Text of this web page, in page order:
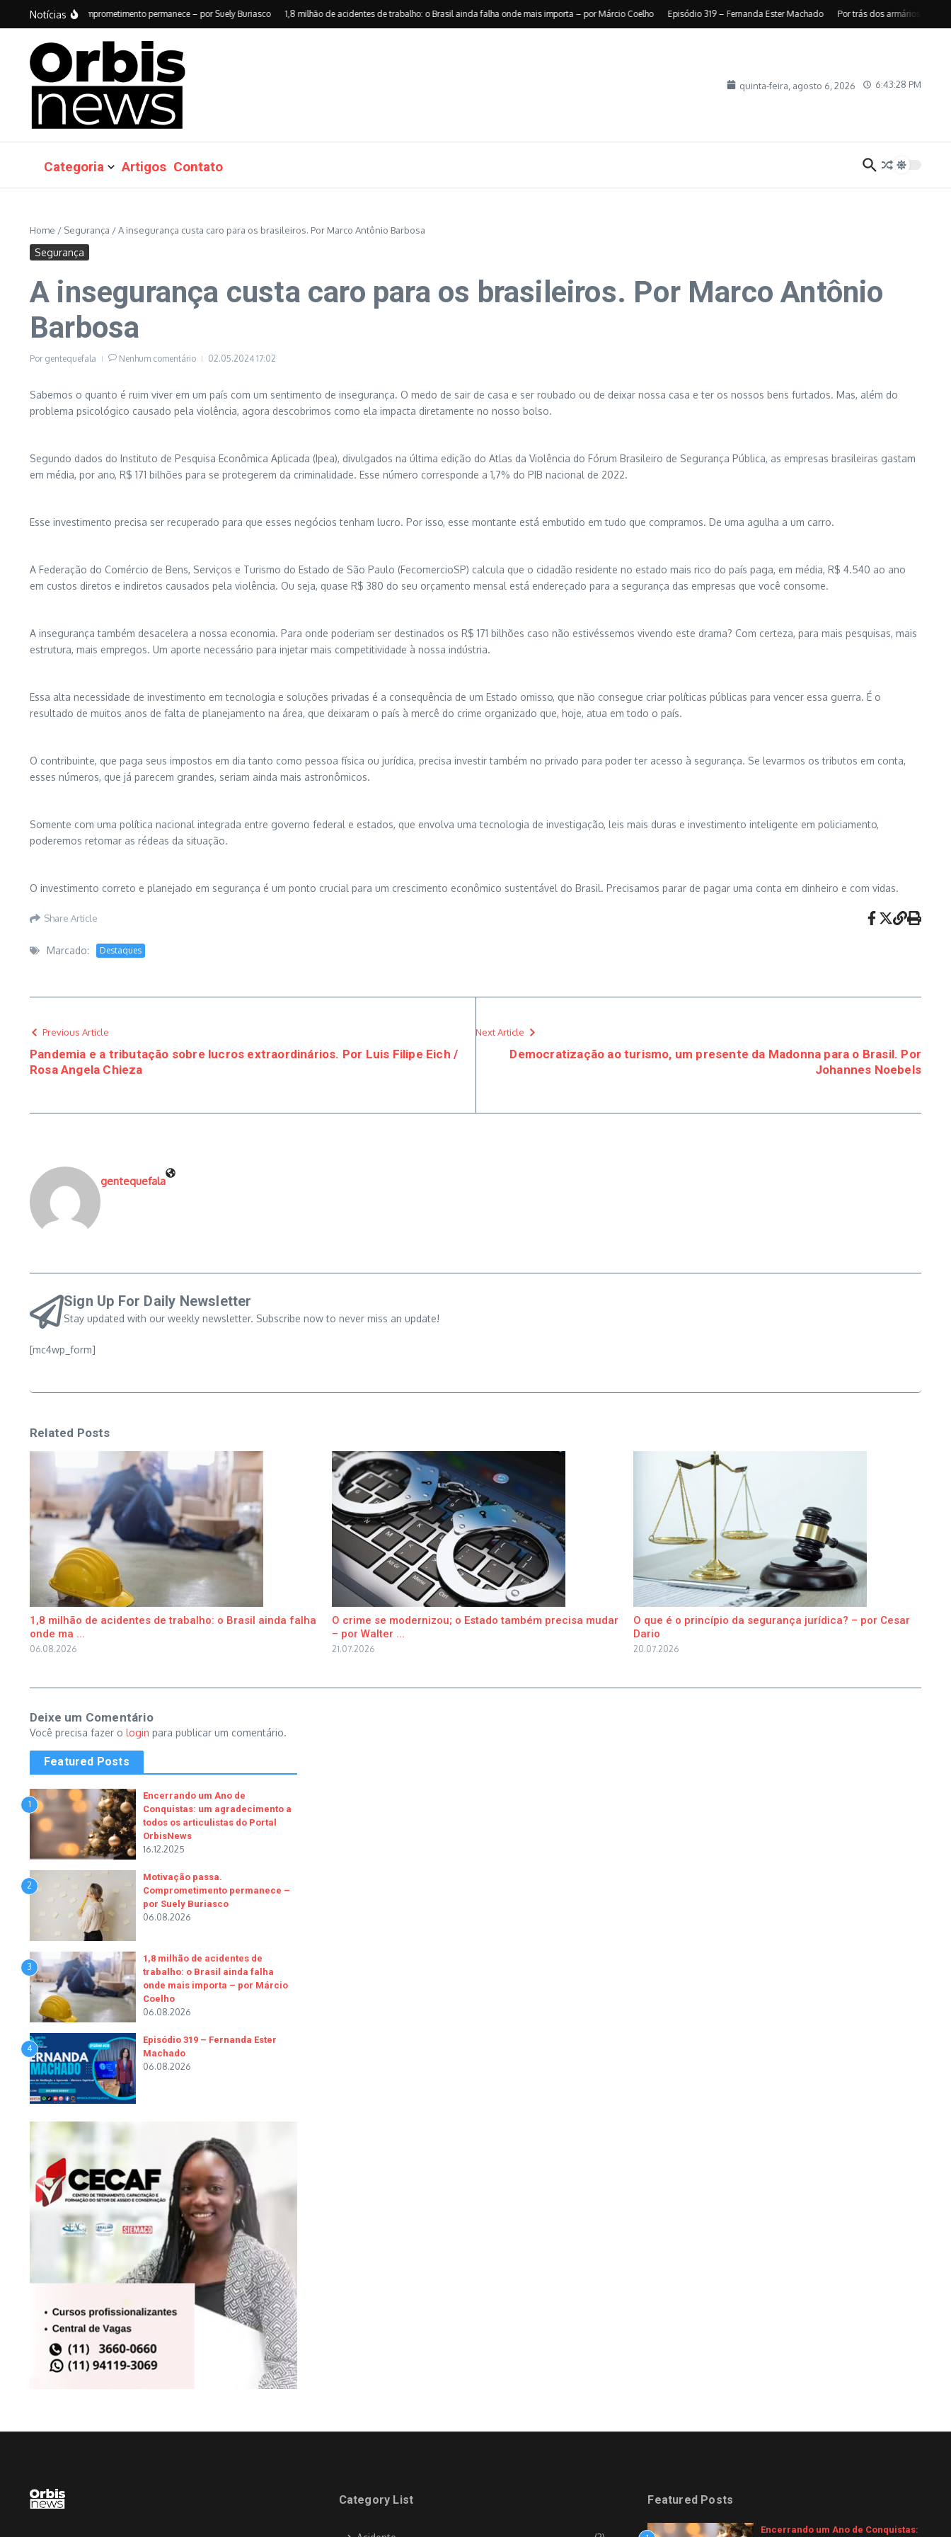
Ir para o conteúdo
Notícias
passa. Comprometimento permanece – por Suely Buriasco 1,8 milhão de acidentes de trabalho: o Brasil ainda falha onde mais importa – por Márcio Coelho Episódio 319 – Fernanda Ester Machado Por trás dos armários cheios: por
quinta-feira, agosto 6, 2026 6:43:29 PM
Categoria Artigos Contato
Home / Segurança /A insegurança custa caro para os brasileiros. Por Marco Antônio Barbosa
Segurança
A insegurança custa caro para os brasileiros. Por Marco Antônio
Barbosa
Por gentequefala Nenhum comentário 02.05.2024 17:02
Sabemos o quanto é ruim viver em um país com um sentimento de insegurança. O medo de sair de casa e ser roubado ou de deixar nossa casa e ter os nossos bens furtados. Mas, além do
problema psicológico causado pela violência, agora descobrimos como ela impacta diretamente no nosso bolso.
Segundo dados do Instituto de Pesquisa Econômica Aplicada (Ipea), divulgados na última edição do Atlas da Violência do Fórum Brasileiro de Segurança Pública, as empresas brasileiras gastam
em média, por ano, R$ 171 bilhões para se protegerem da criminalidade. Esse número corresponde a 1,7% do PIB nacional de 2022.
Esse investimento precisa ser recuperado para que esses negócios tenham lucro. Por isso, esse montante está embutido em tudo que compramos. De uma agulha a um carro.
A Federação do Comércio de Bens, Serviços e Turismo do Estado de São Paulo (FecomercioSP) calcula que o cidadão residente no estado mais rico do país paga, em média, R$ 4.540 ao ano
em custos diretos e indiretos causados pela violência. Ou seja, quase R$ 380 do seu orçamento mensal está endereçado para a segurança das empresas que você consome.
A insegurança também desacelera a nossa economia. Para onde poderiam ser destinados os R$ 171 bilhões caso não estivéssemos vivendo este drama? Com certeza, para mais pesquisas, mais
estrutura, mais empregos. Um aporte necessário para injetar mais competitividade à nossa indústria.
Essa alta necessidade de investimento em tecnologia e soluções privadas é a consequência de um Estado omisso, que não consegue criar políticas públicas para vencer essa guerra. É o
resultado de muitos anos de falta de planejamento na área, que deixaram o país à mercê do crime organizado que, hoje, atua em todo o país.
O contribuinte, que paga seus impostos em dia tanto como pessoa física ou jurídica, precisa investir também no privado para poder ter acesso à segurança. Se levarmos os tributos em conta,
esses números, que já parecem grandes, seriam ainda mais astronômicos.
Somente com uma política nacional integrada entre governo federal e estados, que envolva uma tecnologia de investigação, leis mais duras e investimento inteligente em policiamento,
poderemos retomar as rédeas da situação.
O investimento correto e planejado em segurança é um ponto crucial para um crescimento econômico sustentável do Brasil. Precisamos parar de pagar uma conta em dinheiro e com vidas.
Share Article
Marcado: Destaques
Previous Article
Pandemia e a tributação sobre lucros extraordinários. Por Luis Filipe Eich /
Rosa Angela Chieza
Next Article
Democratização ao turismo, um presente da Madonna para o Brasil. Por
Johannes Noebels
gentequefala
Sign Up For Daily Newsletter
Stay updated with our weekly newsletter. Subscribe now to never miss an update!
[mc4wp_form]
Related Posts
1,8 milhão de acidentes de trabalho: o Brasil ainda falha
onde ma ...
06.08.2026
O crime se modernizou; o Estado também precisa mudar
– por Walter ...
21.07.2026
O que é o princípio da segurança jurídica? – por Cesar
Dario
20.07.2026
Deixe um Comentário
Você precisa fazer o login para publicar um comentário.
Featured Posts
1
Encerrando um Ano de
Conquistas: um agradecimento a
todos os articulistas do Portal
OrbisNews
16.12.2025
2
Motivação passa.
Comprometimento permanece –
por Suely Buriasco
06.08.2026
3
1,8 milhão de acidentes de
trabalho: o Brasil ainda falha
onde mais importa – por Márcio
Coelho
06.08.2026
4
Episódio 319 – Fernanda Ester
Machado
06.08.2026
Category List Featured Posts
Encerrando um Ano de Conquistas: